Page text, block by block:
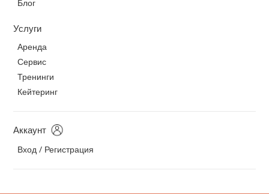
Блог
Услуги
Аренда
Сервис
Тренинги
Кейтеринг
Аккаунт
Вход / Регистрация